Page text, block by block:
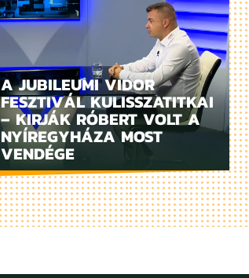
A JUBILEUMI VIDOR
FESZTIVÁL KULISSZATITKAI
– KIRJÁK RÓBERT VOLT A
NYÍREGYHÁZA MOST
VENDÉGE